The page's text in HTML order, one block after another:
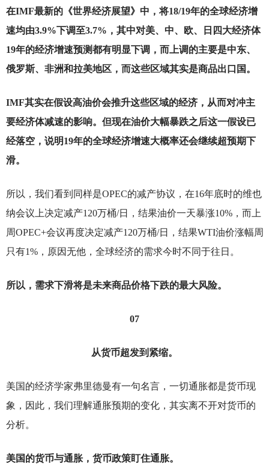
在IMF最新的《世界经济展望》中，将18/19年的全球经济增
速均由3.9%下调至3.7%，其中对美、中、欧、日四大经济体
19年的经济增速预测都有明显下调，而上调的主要是中东、
俄罗斯、非洲和拉美地区，而这些区域其实是商品出口国。
IMF其实在假设高油价会推升这些区域的经济，从而对冲主
要经济体减速的影响。但现在油价大幅暴跌之后这一假设已
经落空，说明19年的全球经济增速大概率还会继续超预期下
滑。
所以，我们看到同样是OPEC的减产协议，在16年底时的维也
纳会议上决定减产120万桶/日，结果油价一天暴涨10%，而上
周OPEC+会议再度决定减产120万桶/日，结果WTI油价涨幅周
只有1%，原因无他，全球经济的需求今时不同于往日。
所以，需求下滑将是未来商品价格下跌的最大风险。
07
从货币超发到紧缩。
美国的经济学家弗里德曼有一句名言，一切通胀都是货币现
象，因此，我们理解通胀预期的变化，其实离不开对货币的
分析。
美国的货币与通胀，货币政策盯住通胀。